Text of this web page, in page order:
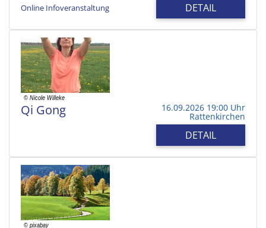
Online Infoveranstaltung DETAIL
Qi Gong 16.09.2026 19:00 Uhr
Rattenkirchen
DETAIL